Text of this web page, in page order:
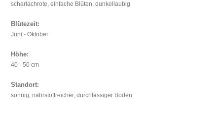
scharlachrote, einfache Blüten; dunkellaubig
Blütezeit:
Juni - Oktober
Höhe:
40 - 50 cm
Standort:
sonnig; nährstoffreicher, durchlässiger Boden